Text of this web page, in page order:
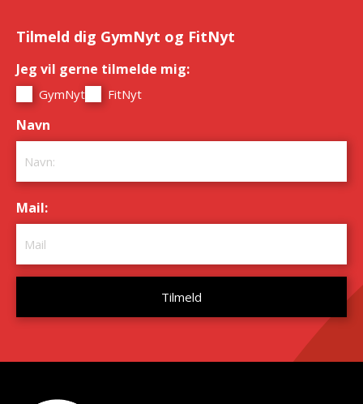
Tilmeld dig GymNyt og FitNyt
Jeg vil gerne tilmelde mig:
GymNyt FitNyt
Navn
Mail: